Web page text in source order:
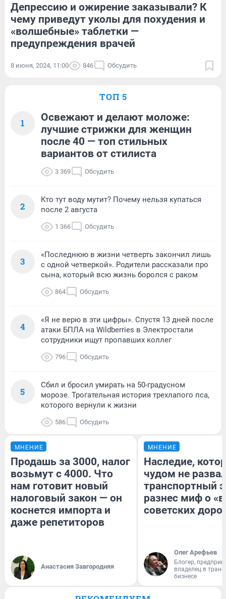
Депрессию и ожирение заказывали? К
чему приведут уколы для похудения и
«волшебные» таблетки —
предупреждения врачей
8 июня, 2024, 11:00 846 Обсудить
ТОП 5
1
Освежают и делают моложе:
лучшие стрижки для женщин
после 40 — топ стильных
вариантов от стилиста
3 369 Обсудить
2
Кто тут воду мутит? Почему нельзя купаться
после 2 августа
1 366 Обсудить
3
«Последнюю в жизни четверть закончил лишь
с одной четверкой». Родители рассказали про
сына, который всю жизнь боролся с раком
864 Обсудить
4
«Я не верю в эти цифры». Спустя 13 дней после
атаки БПЛА на Wildberries в Электростали
сотрудники ищут пропавших коллег
796 Обсудить
5
Сбил и бросил умирать на 50-градусном
морозе. Трогательная история трехлапого пса,
которого вернули к жизни
586 Обсудить
МНЕНИЕ
Продашь за 3000, налог
возьмут с 4000. Что
нам готовит новый
налоговый закон — он
коснется импорта и
даже репетиторов
Анастасия Завгородняя
МНЕНИЕ
Наследие,
чудом не
транспортный
разнес миф о
советских
Олег Арефьев
Блогер,
владелец в
бизнесе